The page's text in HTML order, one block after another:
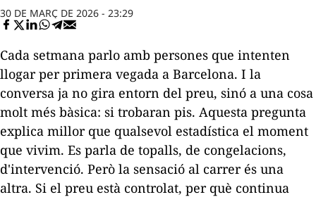
30 DE MARÇ DE 2026 - 23:29
Cada setmana parlo amb persones que intenten
llogar per primera vegada a Barcelona. I la
conversa ja no gira entorn del preu, sinó a una cosa
molt més bàsica: si trobaran pis. Aquesta pregunta
explica millor que qualsevol estadística el moment
que vivim. Es parla de topalls, de congelacions,
d'intervenció. Però la sensació al carrer és una
altra. Si el preu està controlat, per què continua